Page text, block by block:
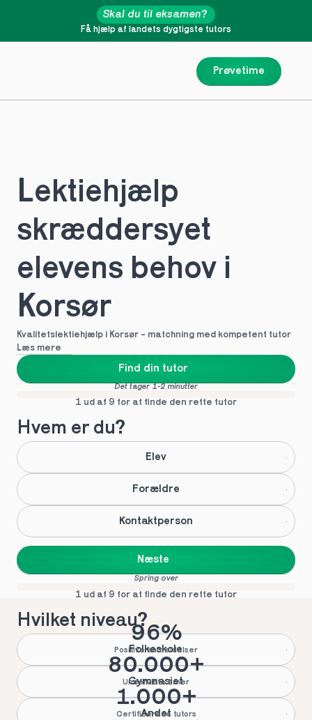
Prøvetime
Få hjælp af landets dygtigste tutors
Skal du til eksamen?
Lektiehjælp
skræddersyet
elevens behov i
Korsør
Kvalitetslektiehjælp i Korsør - matchning med kompetent tutor
Læs mere
Find din tutor
Det tager 1-2 minutter
1 ud af 9 for at finde den rette tutor
Hvem er du?
Elev
Forældre
Kontaktperson
Næste
Spring over
1 ud af 9 for at finde den rette tutor
Hvilket niveau?
Folkeskole
Gymnasiet
Andet
96%
Positive anmeldelser
80.000+
Underviste timer
1.000+
Certificerede tutors